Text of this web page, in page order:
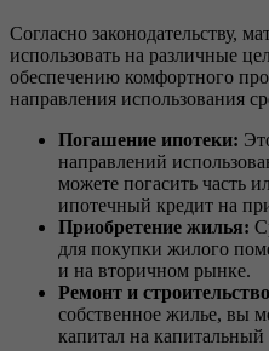
Согласно законодательству,
использовать на различные
обеспечению комфортного
направления использования
Погашение ипотеки:
направлений
можете погасить часть
ипотечный кредит на
Приобретение жилья:
для покупки жилого
и на вторичном рынке.
Ремонт и
собственное жилье, вы
капитал на